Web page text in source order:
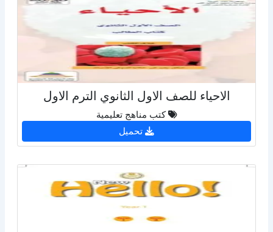
الاحياء للصف الاول الثانوي الترم الاول
كتب مناهج تعليمية
تحميل